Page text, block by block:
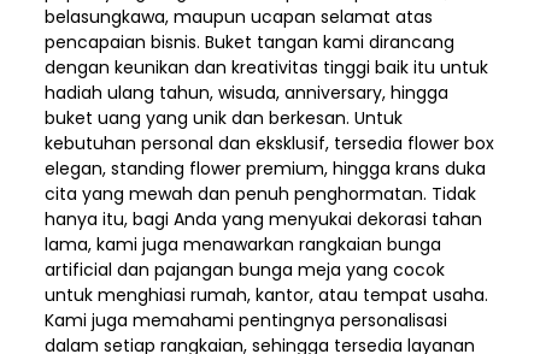
belasungkawa, maupun ucapan selamat atas
pencapaian bisnis. Buket tangan kami dirancang
dengan keunikan dan kreativitas tinggi baik itu untuk
hadiah ulang tahun, wisuda, anniversary, hingga
buket uang yang unik dan berkesan. Untuk
kebutuhan personal dan eksklusif, tersedia flower box
elegan, standing flower premium, hingga krans duka
cita yang mewah dan penuh penghormatan. Tidak
hanya itu, bagi Anda yang menyukai dekorasi tahan
lama, kami juga menawarkan rangkaian bunga
artificial dan pajangan bunga meja yang cocok
untuk menghiasi rumah, kantor, atau tempat usaha.
Kami juga memahami pentingnya personalisasi
dalam setiap rangkaian, sehingga tersedia layanan